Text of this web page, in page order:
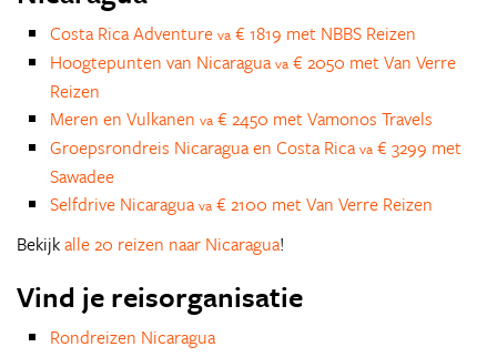
Costa Rica Adventure va € 1819 met NBBS Reizen
Hoogtepunten van Nicaragua va € 2050 met Van Verre
Reizen
Meren en Vulkanen va € 2450 met Vamonos Travels
Groepsrondreis Nicaragua en Costa Rica va € 3299 met
Sawadee
Selfdrive Nicaragua va € 2100 met Van Verre Reizen
Bekijkalle 20 reizen naar Nicaragua!
Vind je reisorganisatie
Rondreizen Nicaragua